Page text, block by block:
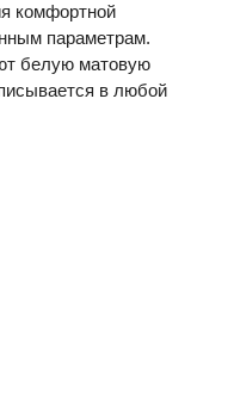
комфортной
параметрам.
белую матовую
в любой